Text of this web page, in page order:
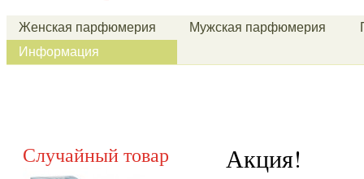
Женская парфюмерия Мужская парфюмерия
Информация
Случайный товар Акция!